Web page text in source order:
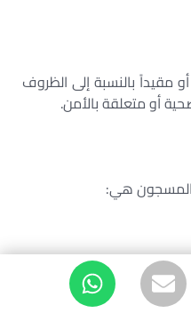
مقيداً بالنسبة إلى الظروف
أو متعلقة بالأمن.
المسجون هي:
المقررة لدرجة المسجون